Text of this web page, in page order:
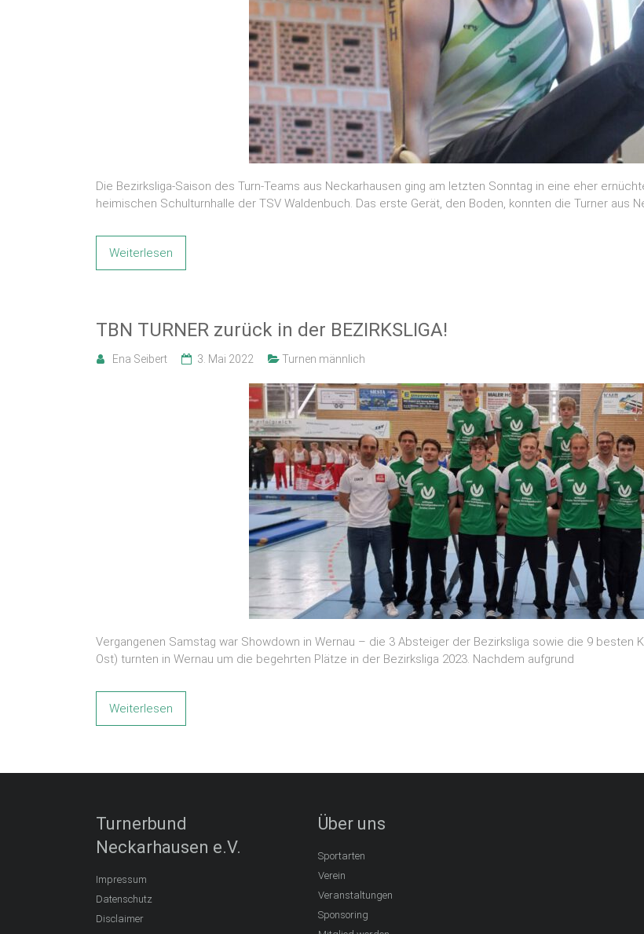
Die Bezirksliga-Saison des Turn-Teams aus Neckarhausen ging am letzten Sonntag in eine eher
heimischen Schulturnhalle der TSV Waldenbuch. Das erste Gerät, den Boden, konnten die Turner aus
Weiterlesen
TBN TURNER zurück in der BEZIRKSLIGA!
Ena Seibert 3. Mai 2022 Turnen männlich
Vergangenen Samstag war Showdown in Wernau – die 3 Absteiger der Bezirksliga sowie die 9 besten
Ost) turnten in Wernau um die begehrten Plätze in der Bezirksliga 2023. Nachdem aufgrund
Weiterlesen
Turnerbund
Neckarhausen e.V.
Impressum
Datenschutz
Disclaimer
Über uns
Sportarten
Verein
Veranstaltungen
Sponsoring